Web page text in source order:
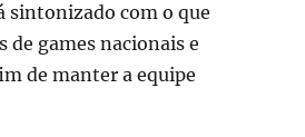
sintonizado com o que
de games nacionais e
de manter a equipe